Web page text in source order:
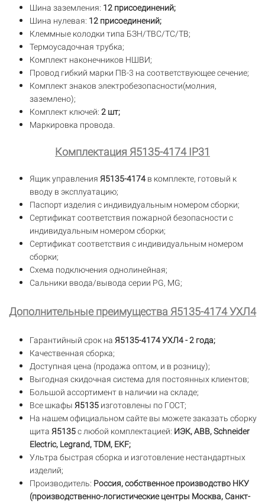
Шина заземления: 12 присоединений;
Шина нулевая: 12 присоединений;
Клеммные колодки типа БЗН/ТВС/TC/TB;
Термоусадочная трубка;
Комплект наконечников НШВИ;
Провод гибкий марки ПВ-3 на соответствующее сечение;
Комплект знаков электробезопасности(молния,
заземлено);
Комплект ключей: 2 шт;
Маркировка провода.
Комплектация Я5135-4174 IP31
Ящик управления Я5135-4174 в комплекте, готовый к
вводу в эксплуатацию;
Паспорт изделия с индивидуальным номером сборки;
Сертификат соответствия пожарной безопасности с
индивидуальным номером сборки;
Сертификат соответствия с индивидуальным номером
сборки;
Схема подключения однолинейная;
Сальники ввода/вывода серии PG, MG;
Дополнительные преимущества Я5135-4174 УХЛ4
Гарантийный срок на Я5135-4174 УХЛ4 - 2 года;
Качественная сборка;
Доступная цена (продажа оптом, и в розницу);
Выгодная скидочная система для постоянных клиентов;
Большой ассортимент в наличии на складе;
Все шкафы Я5135 изготовлены по ГОСТ;
На нашем официальном сайте вы можете заказать сборку
щита Я5135с любой комплектацией: ИЭК, ABB, Schneider
Electric, Legrand, TDM, EKF;
Ультра быстрая сборка и изготовление нестандартных
изделий;
Производитель: Россия, собственное производство НКУ
(производственно-логистические центры Москва, Санкт-